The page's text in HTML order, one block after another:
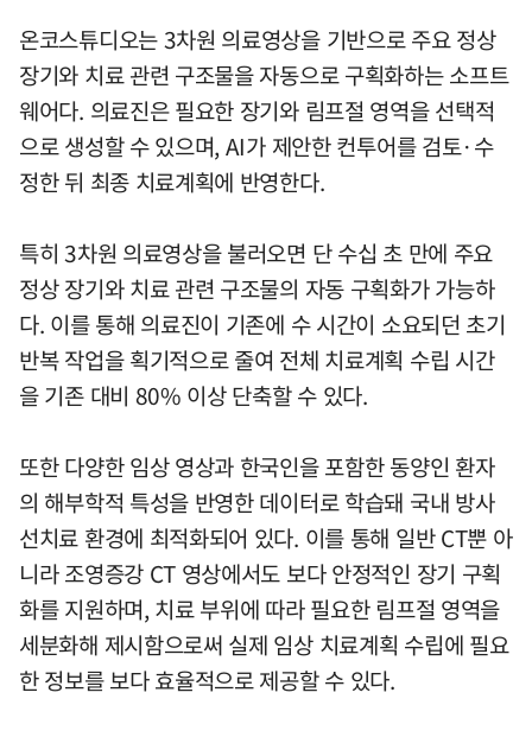
온코스튜디오는 3차원 의료영상을 기반으로 주요 정상
장기와 치료 관련 구조물을 자동으로 구획화하는 소프트
웨어다. 의료진은 필요한 장기와 림프절 영역을 선택적
으로 생성할 수 있으며, AI가 제안한 컨투어를 검토·수
정한 뒤 최종 치료계획에 반영한다.
특히 3차원 의료영상을 불러오면 단 수십 초 만에 주요
정상 장기와 치료 관련 구조물의 자동 구획화가 가능하
다. 이를 통해 의료진이 기존에 수 시간이 소요되던 초기
반복 작업을 획기적으로 줄여 전체 치료계획 수립 시간
을 기존 대비 80% 이상 단축할 수 있다.
또한 다양한 임상 영상과 한국인을 포함한 동양인 환자
의 해부학적 특성을 반영한 데이터로 학습돼 국내 방사
선치료 환경에 최적화되어 있다. 이를 통해 일반 CT뿐 아
니라 조영증강 CT 영상에서도 보다 안정적인 장기 구획
화를 지원하며, 치료 부위에 따라 필요한 림프절 영역을
세분화해 제시함으로써 실제 임상 치료계획 수립에 필요
한 정보를 보다 효율적으로 제공할 수 있다.